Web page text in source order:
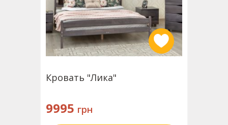
Кровать "Лика"
9995 грн